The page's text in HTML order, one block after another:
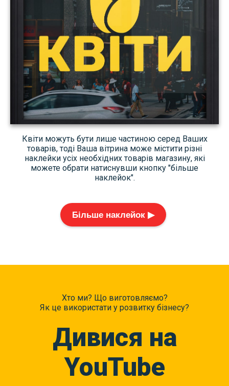
Квіти можуть бути лише частиною серед Ваших
товарів, тоді Ваша вітрина може містити різні
наклейки усіх необхідних товарів магазину, які
можете обрати натиснувши кнопку "більше
наклейок".
Більше наклейок ▶
Хто ми? Що виготовляємо?
Як це використати у розвитку бізнесу?
Дивися на
YouTube